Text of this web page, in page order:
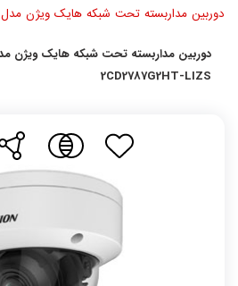
دوربین مداربسته تحت شبکه هایک ویژن مدل DS-2CD2787G2HT-LIZS
2CD2787G2HT-LIZS